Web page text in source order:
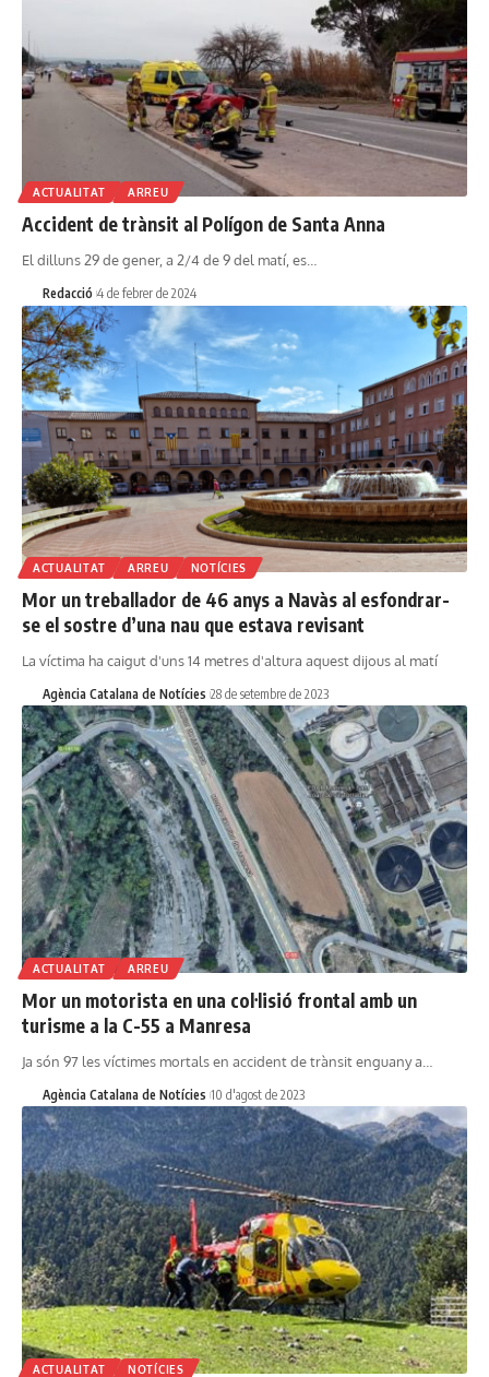
ACTUALITAT ARREU
Accident de trànsit al Polígon de Santa Anna
El dilluns 29 de gener, a 2/4 de 9 del matí, es…
Redacció 4 de febrer de 2024
ACTUALITAT ARREU NOTÍCIES
Mor un treballador de 46 anys a Navàs al esfondrar-
se el sostre d’una nau que estava revisant
La víctima ha caigut d'uns 14 metres d'altura aquest dijous al matí
Agència Catalana de Notícies 28 de setembre de 2023
ACTUALITAT ARREU
Mor un motorista en una col·lisió frontal amb un
turisme a la C-55 a Manresa
Ja són 97 les víctimes mortals en accident de trànsit enguany a…
Agència Catalana de Notícies 10 d'agost de 2023
ACTUALITAT NOTÍCIES